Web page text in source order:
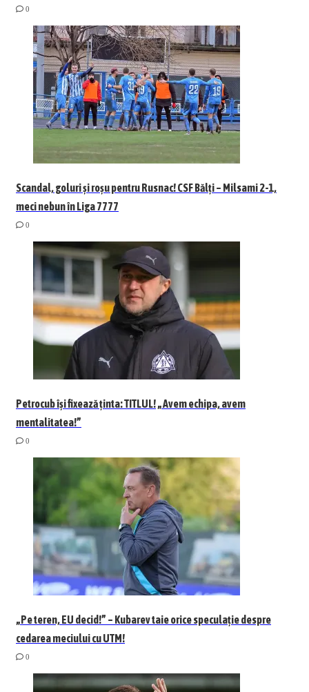
0
Scandal, goluri și roșu pentru Rusnac! CSF Bălți – Milsami 2-1,
meci nebun în Liga 7777
0
Petrocub își fixează ținta: TITLUL! „Avem echipa, avem
mentalitatea!”
0
„Pe teren, EU decid!” – Kubarev taie orice speculație despre
cedarea meciului cu UTM!
0